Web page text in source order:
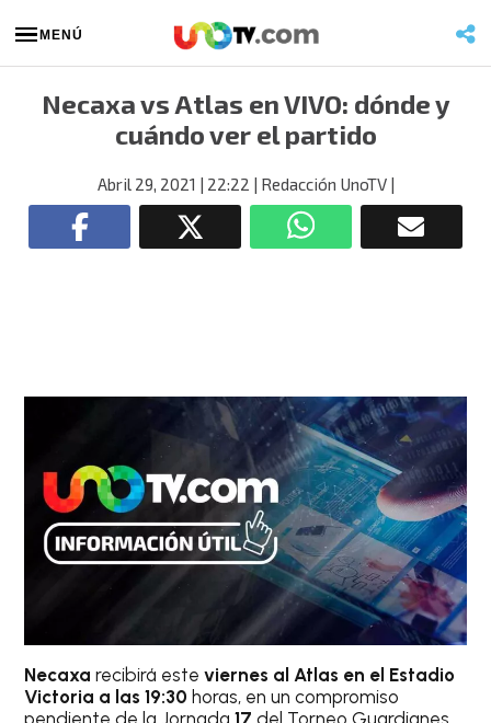
MENÚ
Necaxa vs Atlas en VIVO: dónde y
cuándo ver el partido
Abril 29, 2021 | 22:22 | Redacción UnoTV|
Necaxarecibirá esteviernes al Atlas en el Estadio
Victoria a las 19:30horas, en un compromiso
pendiente de la Jornada 17del Torneo Guardianes